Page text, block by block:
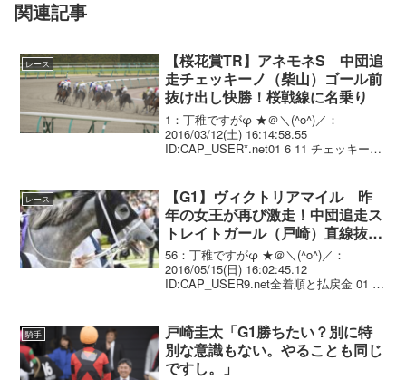
関連記事
レース
【桜花賞TR】アネモネS 中団追
走チェッキーノ（柴山）ゴール前
抜け出し快勝！桜戦線に名乗り
1：丁稚ですがφ ★＠＼(^o^)／：
2016/03/12(土) 16:14:58.55
ID:CAP_USER*.net01 6 11 チェッキーノ
レース
【G1】ヴィクトリアマイル 昨
年の女王が再び激走！中団追走ス
トレイトガール（戸崎）直線抜け
出し圧勝！連覇達成でG1･3勝目
56：丁稚ですがφ ★＠＼(^o^)／：
2016/05/15(日) 16:02:45.12
ID:CAP_USER9.net全着順と払戻金 01 7
騎手
戸崎圭太「G1勝ちたい？別に特
別な意識もない。やることも同じ
ですし。」